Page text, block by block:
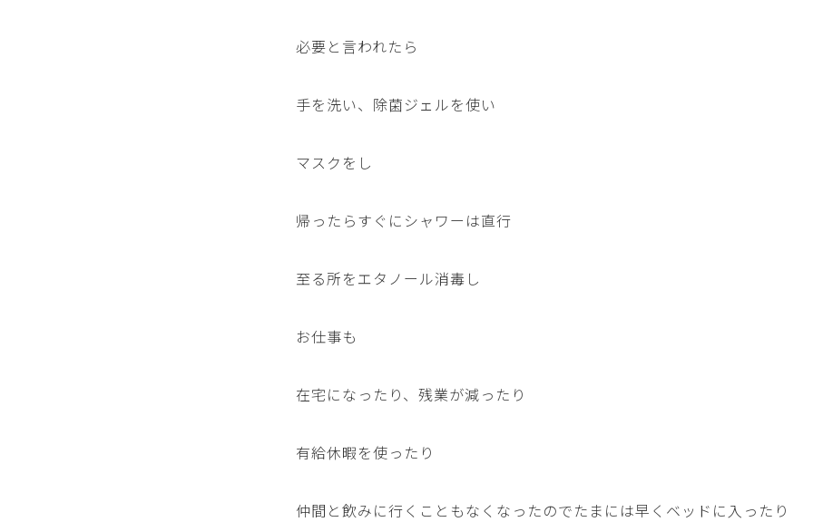
必要と言われたら
手を洗い、除菌ジェルを使い
マスクをし
帰ったらすぐにシャワーは直行
至る所をエタノール消毒し
お仕事も
在宅になったり、残業が減ったり
有給休暇を使ったり
仲間と飲みに行くこともなくなったのでたまには早くベッドに入ったり